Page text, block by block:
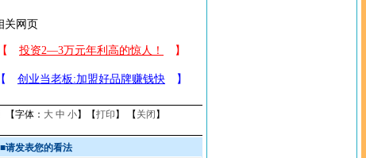
关网页
【字体： 大 中 小】【打印 】 【 关闭 】
■请发表您的看法